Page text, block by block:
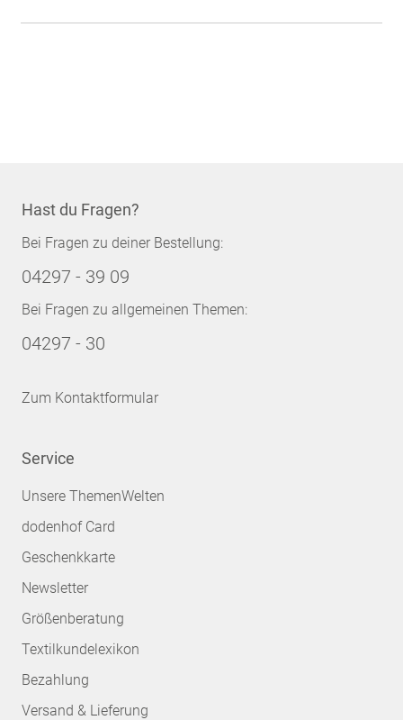
Hast du Fragen?
Bei Fragen zu deiner Bestellung:
04297 - 39 09
Bei Fragen zu allgemeinen Themen:
04297 - 30
Zum Kontaktformular
Service
Unsere ThemenWelten
dodenhof Card
Geschenkkarte
Newsletter
Größenberatung
Textilkundelexikon
Bezahlung
Versand & Lieferung